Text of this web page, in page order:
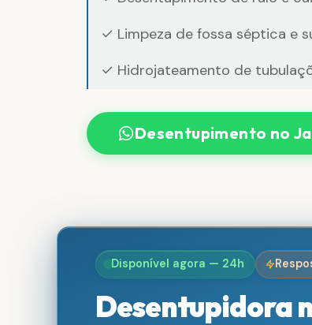
✓ Limpeza de fossa séptica e
✓ Hidrojateamento de
Desentupimento no
Disponível agora — 24h
Desentupidora